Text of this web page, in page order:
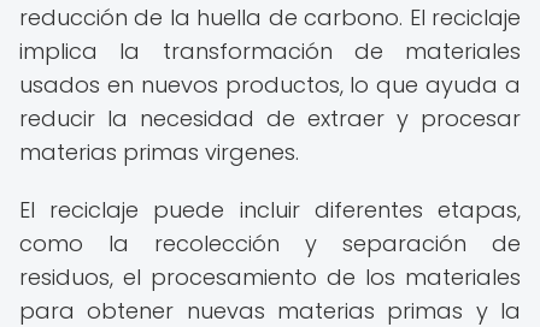
reducción de la huella de carbono. El reciclaje
implica la transformación de materiales
usados en nuevos productos, lo que ayuda a
reducir la necesidad de extraer y procesar
materias primas virgenes.
El reciclaje puede incluir diferentes etapas,
como la recolección y separación de
residuos, el procesamiento de los materiales
para obtener nuevas materias primas y la